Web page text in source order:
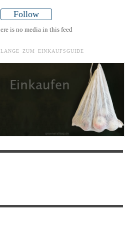
Follow
is no media in this feed
ZUM EINKAUFSGUIDE